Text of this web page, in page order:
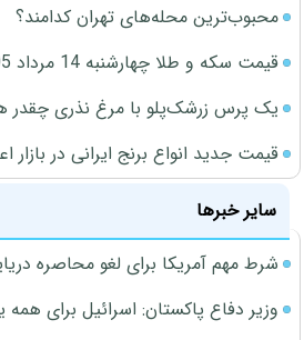
محبوب‌ترین محله‌های تهران کدامند؟
قیمت سکه و طلا چهارشنبه 14 مرداد 1405
یک پرس زرشک‌پلو با مرغ نذری چقدر
قیمت جدید انواع برنج ایرانی در بازار اعلام شد
سایر خبرها
شرط مهم آمریکا برای لغو محاصره
وزیر دفاع پاکستان: اسرائیل برای